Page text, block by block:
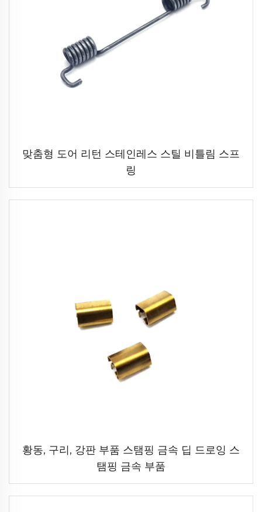
맞춤형 도어 리턴 스테인레스 스틸 비틀림 스프
링
황동, 구리, 강판 부품 스탬핑 금속 딥 드로잉 스
탬핑 금속 부품